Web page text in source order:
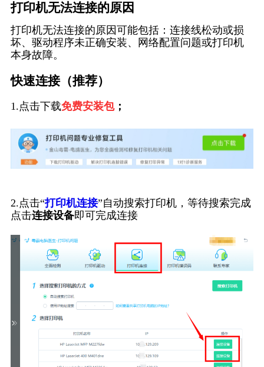
打印机无法连接的原因
打印机无法连接的原因可能包括：连接线松动或损
坏、驱动程序未正确安装、网络配置问题或打印机
本身故障。
快速连接（推荐）
1.点击下载免费安装包；
2.点击“打印机连接”自动搜索打印机，等待搜索完成
点击连接设备即可完成连接